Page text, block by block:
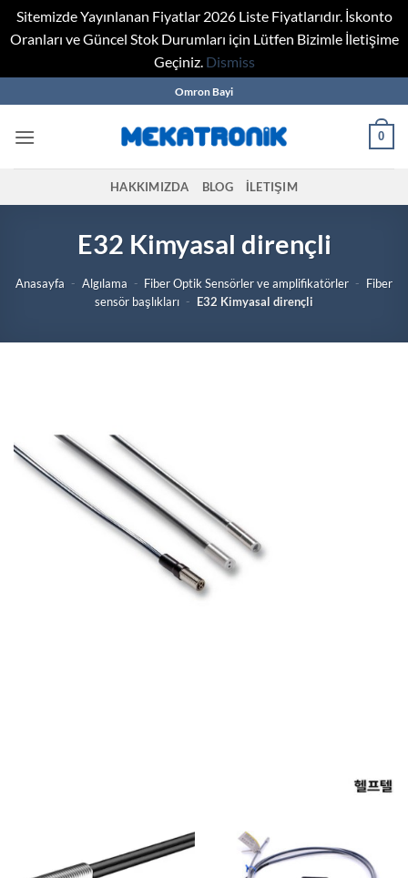
Sitemizde Yayınlanan Fiyatlar 2026 Liste Fiyatlarıdır. İskonto
Oranları ve Güncel Stok Durumları için Lütfen Bizimle İletişime
Geçiniz. Dismiss
to
content
Omron Bayi
0
HAKKIMIZDA BLOG İLETIŞIM
E32 Kimyasal dirençli
Anasayfa - Algılama - Fiber Optik Sensörler ve amplifikatörler - Fiber
sensör başlıkları - E32 Kimyasal dirençli